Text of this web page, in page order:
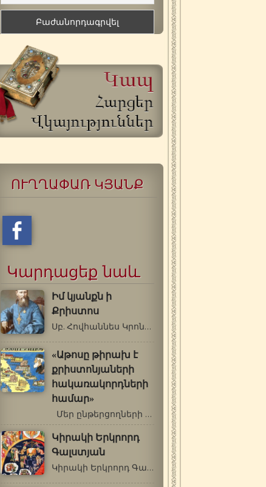
ՈՒՂՂԱՓԱՌ ԿՅԱՆՔ
Կարդացեք նաև
Իմ կյանքն ի
Քրիստոս
Սբ. Հովհաննես Կրոնշտադտացի (1829-1908…
«Աթոսը թիրախ է
քրիստոնյաների
հակառակորդների
համար»
Մեր ընթերցողների ուշադրությանն…
Կիրակի Երկրորդ
Գալստյան
Կիրակի Երկրորդ Գալստյան («Անմիս»…